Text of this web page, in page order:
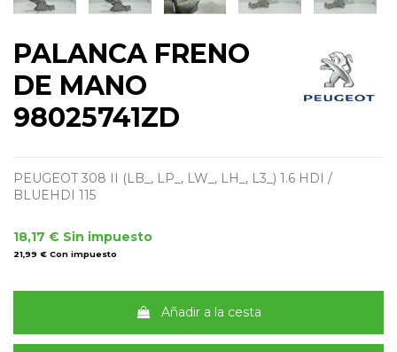
PALANCA FRENO
DE MANO
98025741ZD
PEUGEOT 308 II (LB_, LP_, LW_, LH_, L3_) 1.6 HDI /
BLUEHDI 115
18,17 € Sin impuesto
21,99 € Con impuesto
Añadir a la cesta